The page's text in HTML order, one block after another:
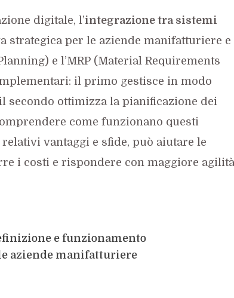
digitale, l’integrazione tra sistemi
strategica per le aziende manifatturiere e
e l’MRP (Material Requirements
il primo gestisce in modo
secondo ottimizza la pianificazione dei
come funzionano questi
vantaggi e sfide, può aiutare le
i costi e rispondere con maggiore agilità
e funzionamento
aziende manifatturiere